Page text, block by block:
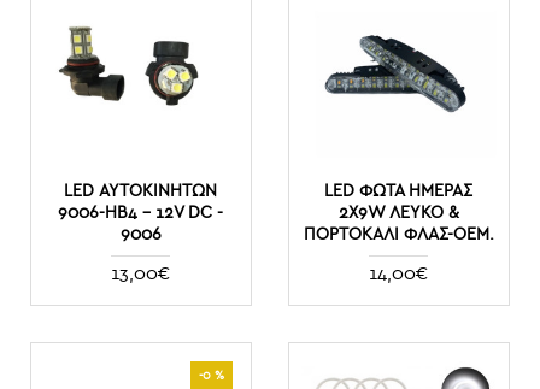
LED ΑΥΤΟΚΙΝΉΤΩΝ
9006-HΒ4 - 12V DC -
9006
13,00€
LED ΦΏΤΑ ΗΜΈΡΑΣ
2X9W ΛΕΥΚΌ &
ΠΟΡΤΟΚΑΛΊ ΦΛΆΣ-OEM.
14,00€
-0 %